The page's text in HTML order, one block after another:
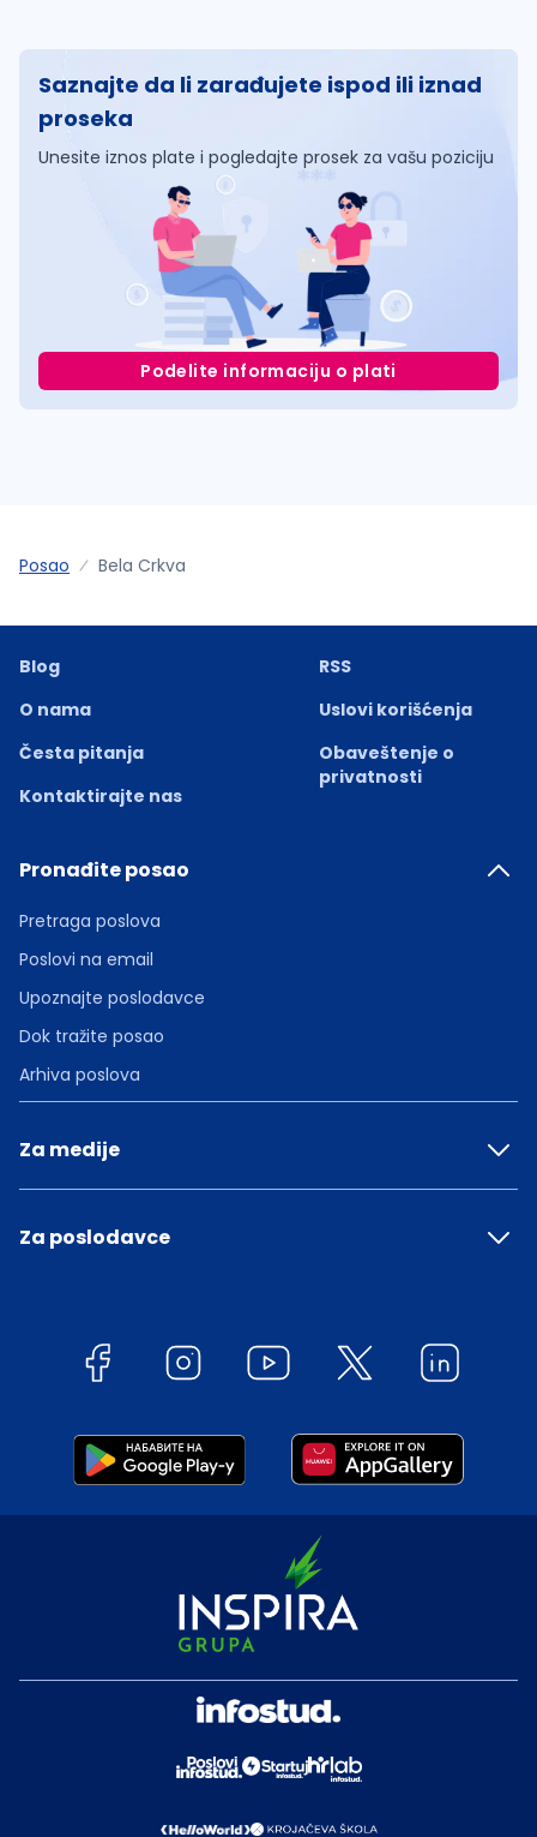
Saznajte da li zarađujete ispod ili iznad
proseka
Unesite iznos plate i pogledajte prosek za vašu poziciju
Podelite informaciju o plati
Posao Bela Crkva
Blog
O nama
Česta pitanja
Kontaktirajte nas
RSS
Uslovi korišćenja
Obaveštenje o
privatnosti
Pronađite posao
Pretraga poslova
Poslovi na email
Upoznajte poslodavce
Dok tražite posao
Arhiva poslova
Za medije
Za poslodavce